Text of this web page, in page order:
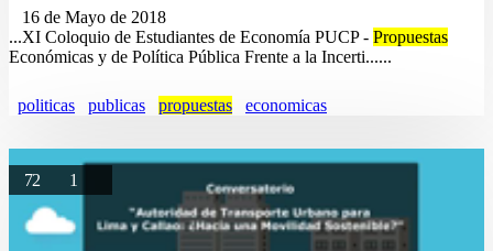
16 de Mayo de 2018
...XI Coloquio de Estudiantes de Economía PUCP - Propuestas
Económicas y de Política Pública Frente a la Incerti......
politicas publicas propuestas economicas
72 1